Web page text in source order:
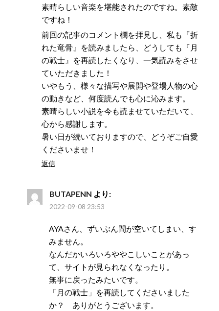
素晴らしい音楽を堪能されたのですね。素敵
ですね！
前回の記事のコメント欄を拝見し、私も『折
れた竜骨』を読みましたら、どうしても『月
の戦士』を再読したくなり、一気読みをさせ
ていただきました！
いやもう、様々な描写や展開や登場人物の心
の動きなど、何度読んでも心に沁みます。
素晴らしい小説を今も読ませていただいて、
心から感謝します。
暑い日が続いておりますので、どうぞご自愛
くださいませ！
返信
BUTAPENN より:
2022-09-08 23:53
AYAさん、ずいぶん間が空いてしまい、す
みません。
なんだかいろいろややこしいことがあっ
て、サイトが見られなくなったり。
無事に戻ったみたいです。
「月の戦士」を再読してくださいました
か？ ありがとうございます。